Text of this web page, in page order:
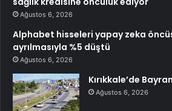
Ağustos 6, 2026
Alphabet hisseleri yapay zeka
ayrılmasıyla %5 düştü
Ağustos 6, 2026
Kırıkkale’de
Ağustos 6, 2026